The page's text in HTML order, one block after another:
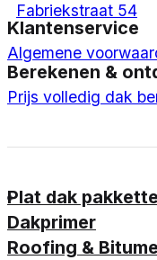
Fabriekstraat 54
Klantenservice
Algemene
Berekenen &
Prijs volledig dak
Plat dak
Dakprimer
Roofing &